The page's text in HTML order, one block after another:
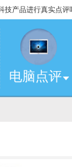
技产品进行真实点评
电脑点评